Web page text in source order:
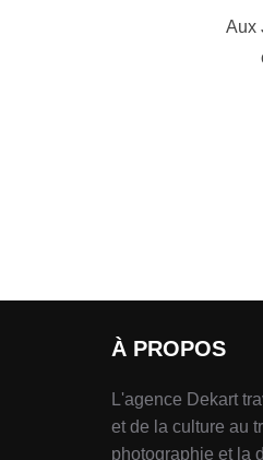
Aux
À PROPOS
L'agence Dekart
et de la culture au
photographie et la